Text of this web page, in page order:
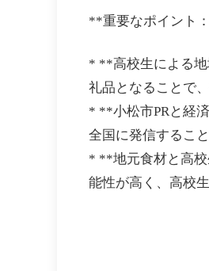
**重要なポイント
* **高校生による
礼品となることで
* **小松市PRと経
全国に発信するこ
* **地元食材と高
能性が高く、高校